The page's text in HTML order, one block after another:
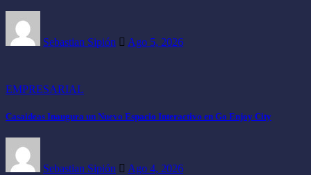
Sebastian Sipión Ago 5, 2026
EMPRESARIAL
Casaideas Inaugura un Nuevo Espacio Interactivo en Go Enjoy City
Sebastian Sipión
Ago 4, 2026